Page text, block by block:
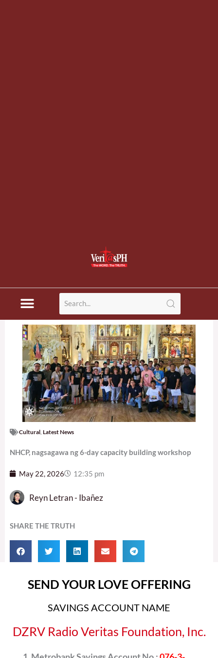
Cultural Latest News
NHCP, nagsagawa ng 6-day capacity building workshop
May 22, 2026 12:35 pm
Reyn Letran - Ibañez
SHARE THE TRUTH
SEND YOUR LOVE OFFERING
SAVINGS ACCOUNT NAME
DZRV Radio Veritas Foundation, Inc.